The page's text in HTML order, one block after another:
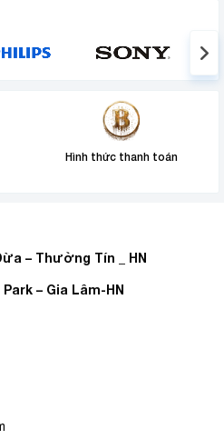
Hình thức thanh toán
– Thường Tín _ HN
– Gia Lâm-HN